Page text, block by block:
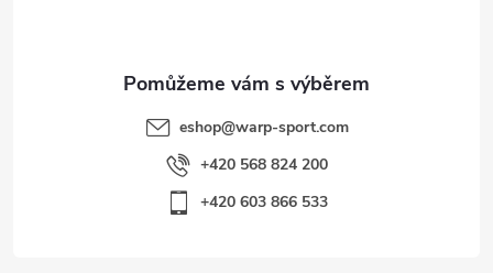
eshop@warp-sport.com
+420 568 824 200
+420 603 866 533